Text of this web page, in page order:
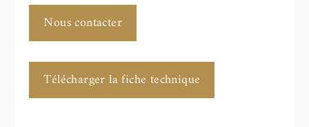
Nous contacter
Télécharger la fiche technique